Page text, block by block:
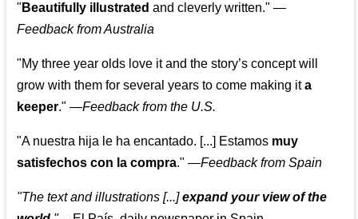
" Beautifully illustrated and cleverly written." —
Feedback from Australia
"My three year olds love it and the story’s concept will
grow with them for several years to come making ita
keeper." —Feedback from the U.S.
"A nuestra hija le ha encantado. [...] Estamos muy
satisfechos con la compra." —Feedback from Spain
"The text and illustrations [...]expand your view of the